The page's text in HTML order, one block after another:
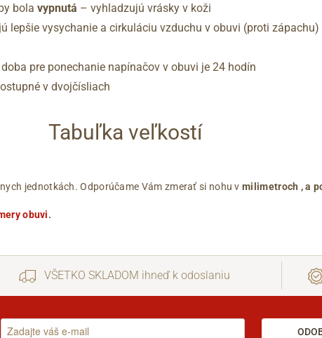
bola vypnutá – vyhladzujú vrásky v koži
lepšie vysychanie a cirkuláciu vzduchu v obuvi (proti zápachu)
pre ponechanie napínačov v obuvi je 24 hodín
v dvojčísliach
Tabuľka veľkostí
jednotkách. Odporúčame Vám zmerať si nohu vmilimetroch , a
obuvi.
VŠETKO SKLADOM ihneď k odoslaniu